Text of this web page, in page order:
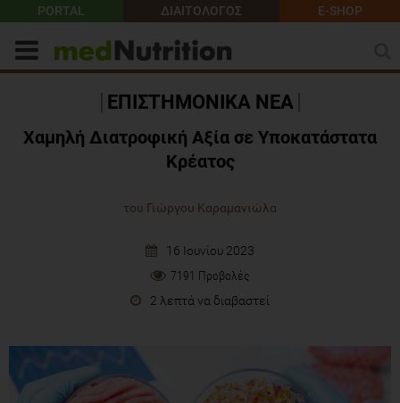
PORTAL ΔΙΑΙΤΟΛΟΓΟΣ E-SHOP
ΕΠΙΣΤΗΜΟΝΙΚΑ ΝΕΑ
Χαμηλή Διατροφική Αξία σε Υποκατάστατα
Κρέατος
του Γιώργου Καραμανιώλα
16 Ιουνίου 2023
7191 Προβολές
2 λεπτά να διαβαστεί